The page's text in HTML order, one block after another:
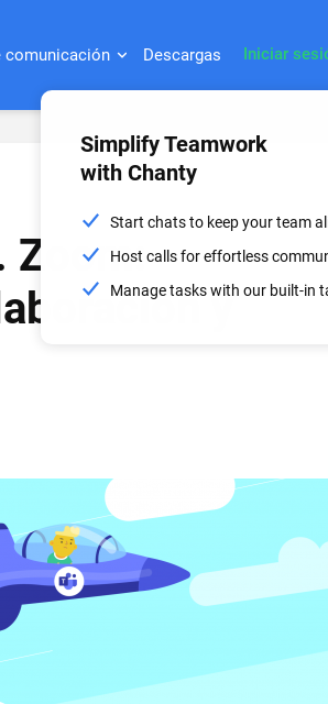
comunicación Descargas Iniciar
Simplify Teamwork
with Chanty
Start chats to keep your team
Host calls for effortless
Manage tasks with our built-in
Zoom:
y